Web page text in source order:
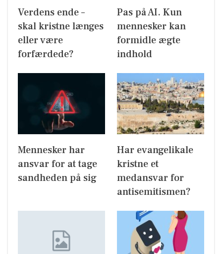
Verdens ende –
skal kristne længes
eller være
forfærdede?
Pas på AI. Kun
mennesker kan
formidle ægte
indhold
Mennesker har
ansvar for at tage
sandheden på sig
Har evangelikale
kristne et
medansvar for
antisemitismen?